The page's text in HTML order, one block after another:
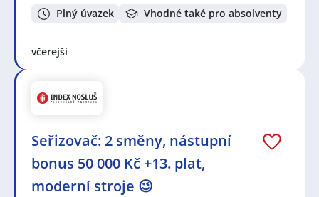
Plný úvazek Vhodné také pro absolventy
včerejší
Seřizovač: 2 směny, nástupní
bonus 50 000 Kč +13. plat,
moderní stroje 😉